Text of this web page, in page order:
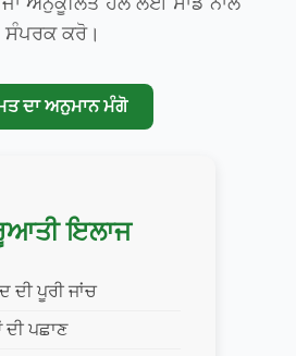
ਸੰਪਰਕ ਕਰੋ।
ਦਾ ਅਨੁਮਾਨ ਮੰਗੋ
ਇਲਾਜ
ਦੀ ਪੂਰੀ ਜਾਂਚ
ਪਛਾਣ